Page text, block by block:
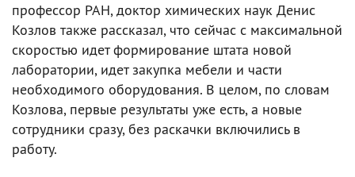
профессор РАН, доктор химических наук Денис
Козлов также рассказал, что сейчас с максимальной
скоростью идет формирование штата новой
лаборатории, идет закупка мебели и части
необходимого оборудования. В целом, по словам
Козлова, первые результаты уже есть, а новые
сотрудники сразу, без раскачки включились в
работу.